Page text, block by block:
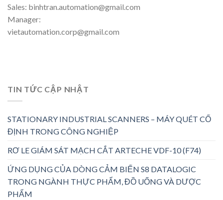
Sales: binhtran.automation@gmail.com
Manager:
vietautomation.corp@gmail.com
TIN TỨC CẬP NHẬT
STATIONARY INDUSTRIAL SCANNERS – MÁY QUÉT CỐ
ĐỊNH TRONG CÔNG NGHIỆP
RƠ LE GIÁM SÁT MẠCH CẮT ARTECHE VDF-10 (F74)
ỨNG DỤNG CỦA DÒNG CẢM BIẾN S8 DATALOGIC
TRONG NGÀNH THỰC PHẨM, ĐỒ UỐNG VÀ DƯỢC
PHẨM